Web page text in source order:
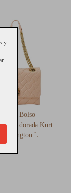
Bolso
dorada Kurt
L
y